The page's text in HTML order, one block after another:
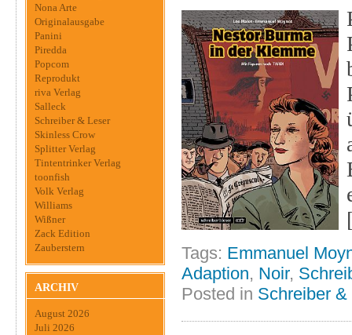
Nona Arte
Originalausgabe
Panini
Piredda
Popcom
Reprodukt
riva Verlag
Salleck
Schreiber & Leser
Skinless Crow
Splitter Verlag
Tintentrinker Verlag
toonfish
Volk Verlag
Williams
Wißner
Zack Edition
Zauberstern
ARCHIV
August 2026
Juli 2026
Tags: Emmanuel
Adaption, Noir,
Posted in Schreiber &